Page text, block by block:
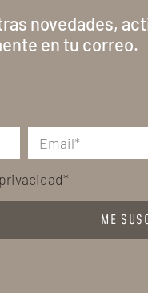
novedades,
en tu correo.
ME